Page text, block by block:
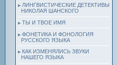
ЛИНГВИСТИЧЕСКИЕ ДЕТЕКТИВЫ
НИКОЛАЯ ШАНСКОГО
ТЫ И ТВОЕ ИМЯ
ФОНЕТИКА И ФОНОЛОГИЯ
РУССКОГО ЯЗЫКА
КАК ИЗМЕНЯЛИСЬ ЗВУКИ
НАШЕГО ЯЗЫКА